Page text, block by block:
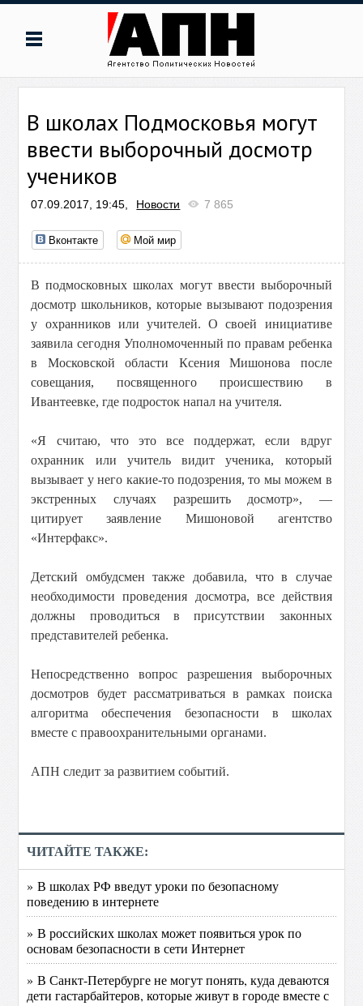
В школах Подмосковья могут
ввести выборочный досмотр
учеников
07.09.2017, 19:45, Новости 7 865
Вконтакте Мой мир
В подмосковных школах могут ввести выборочный
досмотр школьников, которые вызывают подозрения
у охранников или учителей. О своей инициативе
заявила сегодня Уполномоченный по правам ребенка
в Московской области Ксения Мишонова после
совещания, посвященного происшествию в
Ивантеевке, где подросток напал на учителя.
«Я считаю, что это все поддержат, если вдруг
охранник или учитель видит ученика, который
вызывает у него какие-то подозрения, то мы можем в
экстренных случаях разрешить досмотр», —
цитирует заявление Мишоновой агентство
«Интерфакс».
Детский омбудсмен также добавила, что в случае
необходимости проведения досмотра, все действия
должны проводиться в присутствии законных
представителей ребенка.
Непосредственно вопрос разрешения выборочных
досмотров будет рассматриваться в рамках поиска
алгоритма обеспечения безопасности в школах
вместе с правоохранительными органами.
АПН следит за развитием событий.
ЧИТАЙТЕ ТАКЖЕ:
» В школах РФ введут уроки по безопасному
поведению в интернете
» В российских школах может появиться урок по
основам безопасности в сети Интернет
» В Санкт-Петербурге не могут понять, куда деваются
дети гастарбайтеров, которые живут в городе вместе с